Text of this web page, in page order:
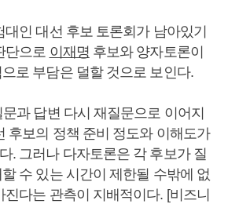
인 대선 후보 토론회가 남아있기
단으로 이재명 후보와 양자토론이
로 부담은 덜할 것으로 보인다.
과 답변 다시 재질문으로 이어지
후보의 정책 준비 정도와 이해도가
. 그러나 다자토론은 각 후보가 질
수 있는 시간이 제한될 수밖에 없
다는 관측이 지배적이다. [비즈니